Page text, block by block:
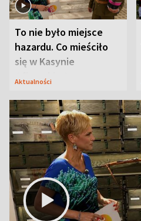
To nie było miejsce
hazardu. Co mieściło
się w Kasynie
Oficerskim?
Aktualności